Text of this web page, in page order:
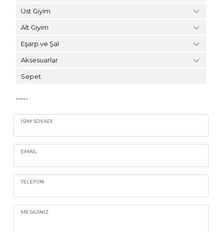
Üst Giyim
Alt Giyim
Eşarp ve Şal
Aksesuarlar
Sepet
-----
İSIM SOYADI
EMAIL
TELEFON
MESAJINIZ